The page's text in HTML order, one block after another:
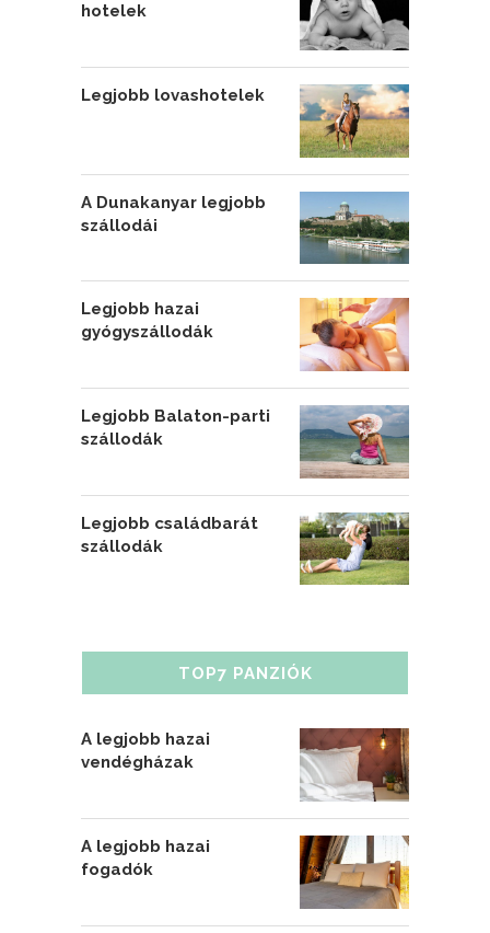
hotelek
Legjobb lovashotelek
A Dunakanyar legjobb
szállodái
Legjobb hazai
gyógyszállodák
Legjobb Balaton-parti
szállodák
Legjobb családbarát
szállodák
TOP7 PANZIÓK
A legjobb hazai
vendégházak
A legjobb hazai
fogadók